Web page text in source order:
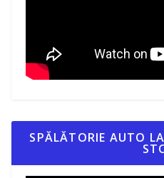
SPĂLĂTORIE AUTO